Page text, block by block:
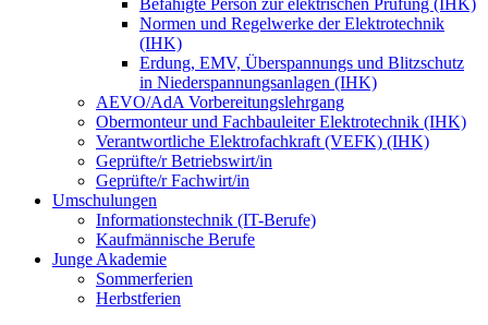
Befähigte Person zur elektrischen Prüfung (IHK)
Normen und Regelwerke der Elektrotechnik
(IHK)
Erdung, EMV, Überspannungs und Blitzschutz
in Niederspannungsanlagen (IHK)
AEVO/AdA Vorbereitungslehrgang
Obermonteur und Fachbauleiter Elektrotechnik (IHK)
Verantwortliche Elektrofachkraft (VEFK) (IHK)
Geprüfte/r Betriebswirt/in
Geprüfte/r Fachwirt/in
Umschulungen
Informationstechnik (IT-Berufe)
Kaufmännische Berufe
Junge Akademie
Sommerferien
Herbstferien